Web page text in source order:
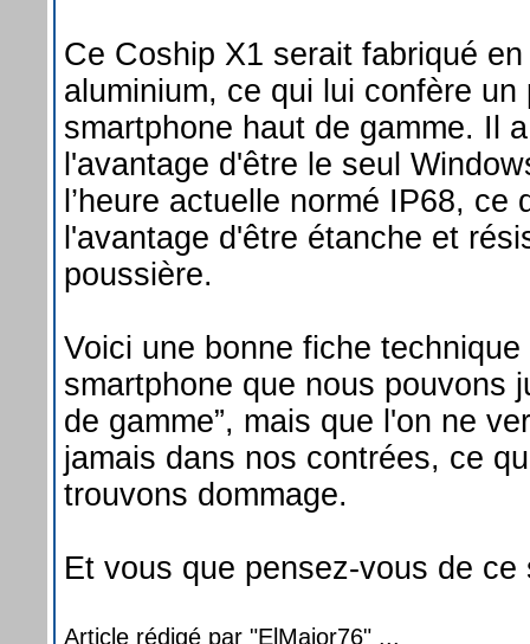
Ce Coship X1 serait fabriqué
aluminium, ce qui lui confère un
smartphone haut de gamme. Il
l'avantage d'être le seul
l’heure actuelle normé IP68, ce
l'avantage d'être étanche et
poussière.
Voici une bonne fiche technique
smartphone que nous pouvons
de gamme”, mais que l'on ne
jamais dans nos contrées, ce
trouvons dommage.
Et vous que pensez-vous de ce
Article rédigé par "ElMajor76" ...